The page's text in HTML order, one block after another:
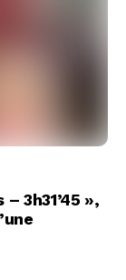
3h31’45 »,